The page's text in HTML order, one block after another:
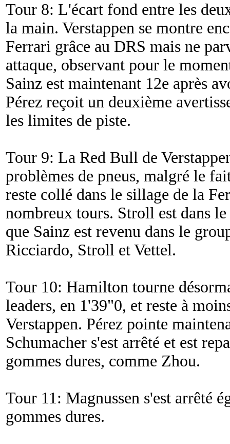
Tour 8: L'écart fond entre les
la main. Verstappen se montre
Ferrari grâce au DRS mais ne
attaque, observant pour le
Sainz est maintenant 12e après
Pérez reçoit un deuxième
les limites de piste.
Tour 9: La Red Bull de
problèmes de pneus, malgré le
reste collé dans le sillage de la
nombreux tours. Stroll est dans
que Sainz est revenu dans le
Ricciardo, Stroll et Vettel.
Tour 10: Hamilton tourne
leaders, en 1'39"0, et reste à
Verstappen. Pérez pointe
Schumacher s'est arrêté et est
gommes dures, comme Zhou.
Tour 11: Magnussen s'est arrêté
gommes dures.